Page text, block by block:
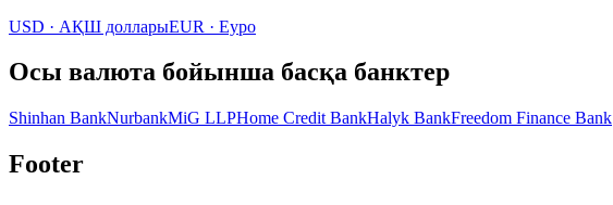
USD · АҚШ долларыEUR · Еуро
Осы валюта бойынша басқа банктер
Shinhan BankNurbankMiG LLPHome Credit BankHalyk BankFreedom Finance Bank
Footer